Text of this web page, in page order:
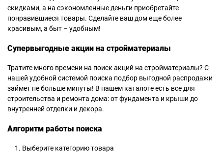
скидками, а на сэкономленные деньги приобретайте
понравившиеся товары. Сделайте ваш дом еще более
красивым, а быт – удобным!
Супервыгодные акции на стройматериалы
Тратите много времени на поиск акций на стройматериалы? С
нашей удобной системой поиска подбор выгодной распродажи
займет не больше минуты! В нашем каталоге есть все для
строительства и ремонта дома: от фундамента и крыши до
внутренней отделки и декора.
Алгоритм работы поиска
Выберите категорию товара